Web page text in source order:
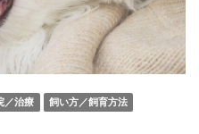
／治療
飼い方／飼育方法